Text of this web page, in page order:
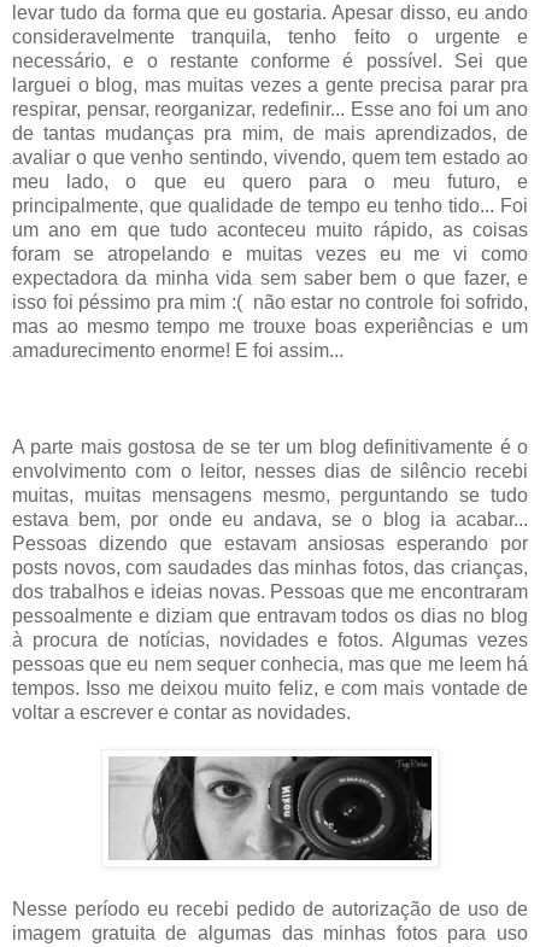
levar tudo da forma que eu gostaria. Apesar disso, eu ando
consideravelmente tranquila, tenho feito o urgente e
necessário, e o restante conforme é possível. Sei que
larguei o blog, mas muitas vezes a gente precisa parar pra
respirar, pensar, reorganizar, redefinir... Esse ano foi um ano
de tantas mudanças pra mim, de mais aprendizados, de
avaliar o que venho sentindo, vivendo, quem tem estado ao
meu lado, o que eu quero para o meu futuro, e
principalmente, que qualidade de tempo eu tenho tido... Foi
um ano em que tudo aconteceu muito rápido, as coisas
foram se atropelando e muitas vezes eu me vi como
expectadora da minha vida sem saber bem o que fazer, e
isso foi péssimo pra mim :( não estar no controle foi sofrido,
mas ao mesmo tempo me trouxe boas experiências e um
amadurecimento enorme! E foi assim...
A parte mais gostosa de se ter um blog definitivamente é o
envolvimento com o leitor, nesses dias de silêncio recebi
muitas, muitas mensagens mesmo, perguntando se tudo
estava bem, por onde eu andava, se o blog ia acabar...
Pessoas dizendo que estavam ansiosas esperando por
posts novos, com saudades das minhas fotos, das crianças,
dos trabalhos e ideias novas. Pessoas que me encontraram
pessoalmente e diziam que entravam todos os dias no blog
à procura de notícias, novidades e fotos. Algumas vezes
pessoas que eu nem sequer conhecia, mas que me leem há
tempos. Isso me deixou muito feliz, e com mais vontade de
voltar a escrever e contar as novidades.
Nesse período eu recebi pedido de autorização de uso de
imagem gratuita de algumas das minhas fotos para uso